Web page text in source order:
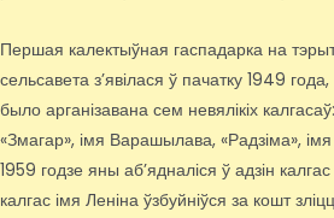
Першая калектыўная гаспадарка на
сельсавета з’явілася ў пачатку 1949
было арганізавана сем невялікіх
«Змагар», імя Варашылава, «Радзіма»,
1959 годзе яны аб’ядналіся ў адзін
калгас імя Леніна ўзбуйніўся за кошт